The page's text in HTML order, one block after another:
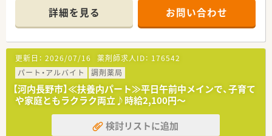
■店舗を拡張しリニューアル！トイレも休憩室も綺麗です。
■店内にはペッパー君の設置もございます♪
・・・こんな方におすすめ！・・・
■現職先で通勤に苦労されておられる方（駅近・徒歩5分♪）
■子育てなど、ご家庭と両立しながら働きたい方！
■腰を据えて落ち着きながら働きたい方
詳細を見る お問い合わせ
更新日： 2026/07/16 薬剤師求人ID： 176542
パート・アルバイト
調剤薬局
【河内長野市】≪扶養内パート≫平日午前中メインで、子育て
や家庭ともラクラク両立♪時給2,100円～
検討リストに追加